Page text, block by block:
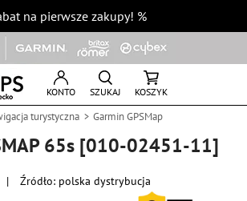
na pierwsze zakupy! %
KONTO SZUKAJ KOSZYK
turystyczna Garmin GPSMap
65s [010-02451-11]
| Źródło: polska dystrybucja